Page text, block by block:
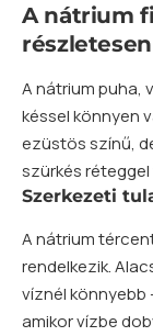
A nátrium
részletesen
A nátrium puha,
késsel könnyen
ezüstös színű,
szürkés
Szerkezeti
A nátrium
rendelkezik.
víznél könnyebb
amikor vízbe